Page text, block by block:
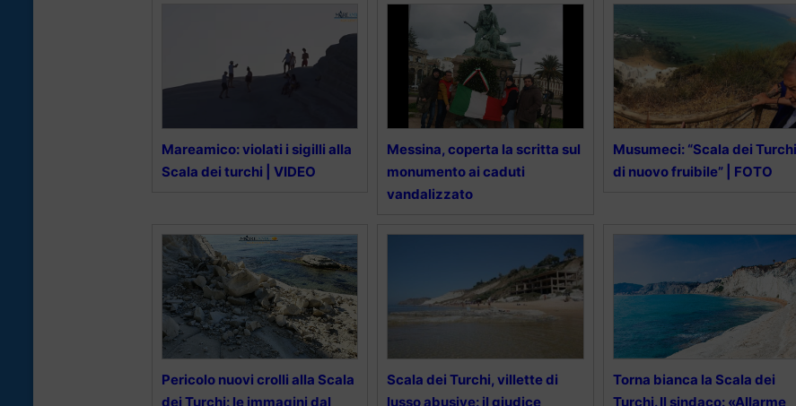
Mareamico: violati i sigilli alla
Scala dei turchi | VIDEO
Messina, coperta la scritta sul
monumento ai caduti
vandalizzato
Musumeci: “Scala dei Turchi
di nuovo fruibile” | FOTO
Pericolo nuovi crolli alla Scala
dei Turchi: le immagini dal
Scala dei Turchi, villette di
lusso abusive: il giudice
Torna bianca la Scala dei
Turchi. Il sindaco: «Allarme